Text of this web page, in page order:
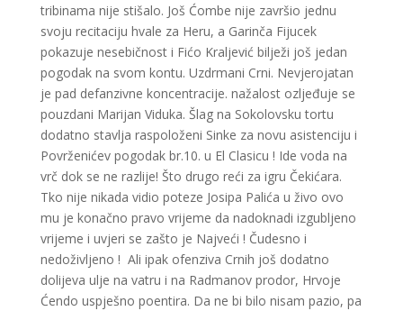
tribinama nije stišalo. Još Ćombe nije završio jednu
svoju recitaciju hvale za Heru, a Garinča Fijucek
pokazuje nesebičnost i Fićo Kraljević bilježi još jedan
pogodak na svom kontu. Uzdrmani Crni. Nevjerojatan
je pad defanzivne koncentracije. nažalost ozljeđuje se
pouzdani Marijan Viduka. Šlag na Sokolovsku tortu
dodatno stavlja raspoloženi Sinke za novu asistenciju i
Povrženićev pogodak br.10. u El Clasicu ! Ide voda na
vrč dok se ne razlije! Što drugo reći za igru Čekićara.
Tko nije nikada vidio poteze Josipa Palića u živo ovo
mu je konačno pravo vrijeme da nadoknadi izgubljeno
vrijeme i uvjeri se zašto je Najveći ! Čudesno i
nedoživljeno ! Ali ipak ofenziva Crnih još dodatno
dolijeva ulje na vatru i na Radmanov prodor, Hrvoje
Ćendo uspješno poentira. Da ne bi bilo nisam pazio, pa